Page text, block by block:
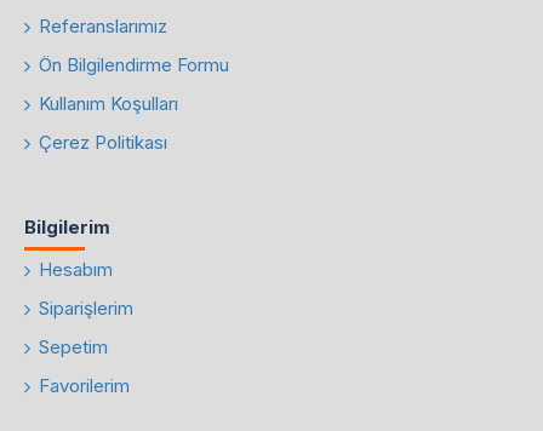
Referanslarımız
Ön Bilgilendirme Formu
Kullanım Koşulları
Çerez Politikası
Bilgilerim
Hesabım
Siparişlerim
Sepetim
Favorilerim